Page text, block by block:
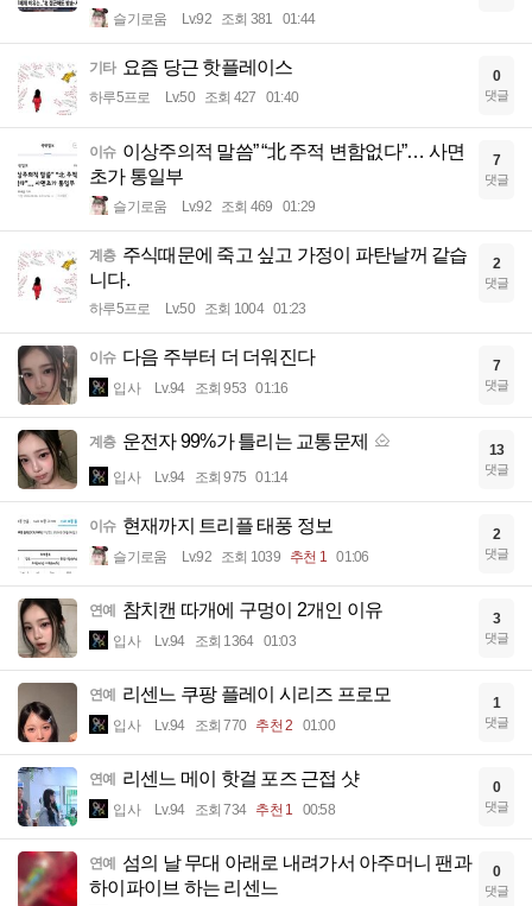
슬기로움 Lv.92 조회 381 01:44
기타 요즘 당근 핫플레이스
하루5프로 Lv.50 조회 427 01:40
0
댓글
이슈 이상주의적 말씀” “北 주적 변함없다”… 사면
초가 통일부
슬기로움 Lv.92 조회 469 01:29
7
댓글
계층 주식때문에 죽고 싶고 가정이 파탄날꺼 같습
니다.
하루5프로 Lv.50 조회 1004 01:23
2
댓글
이슈 다음 주부터 더 더워진다
입사 Lv.94 조회 953 01:16
7
댓글
계층 운전자 99%가 틀리는 교통문제
입사 Lv.94 조회 975 01:14
13
댓글
이슈 현재까지 트리플 태풍 정보
슬기로움 Lv.92 조회 1039 추천 1 01:06
2
댓글
연예 참치캔 따개에 구멍이 2개인 이유
입사 Lv.94 조회 1364 01:03
3
댓글
연예 리센느 쿠팡 플레이 시리즈 프로모
입사 Lv.94 조회 770 추천 2 01:00
1
댓글
연예 리센느 메이 핫걸 포즈 근접 샷
입사 Lv.94 조회 734 추천 1 00:58
0
댓글
연예
섬의 날 무대 아래로 내려가서 아주머니 팬과
하이파이브 하는 리센느
0
댓글